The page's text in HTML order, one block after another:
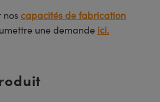
nos capacités de fabrication
une demande ici.